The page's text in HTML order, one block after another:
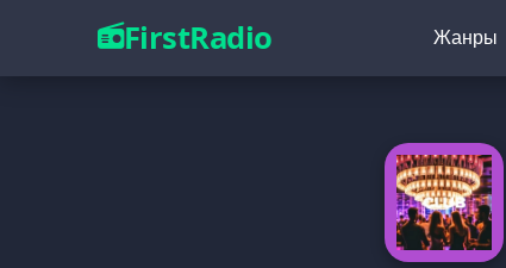
FirstRadio Жанры